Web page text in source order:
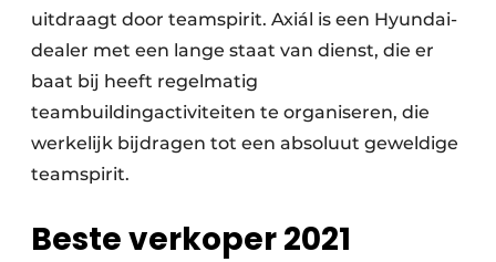
uitdraagt door teamspirit. Axiál is een Hyundai-
dealer met een lange staat van dienst, die er
baat bij heeft regelmatig
teambuildingactiviteiten te organiseren, die
werkelijk bijdragen tot een absoluut geweldige
teamspirit.
Beste verkoper 2021